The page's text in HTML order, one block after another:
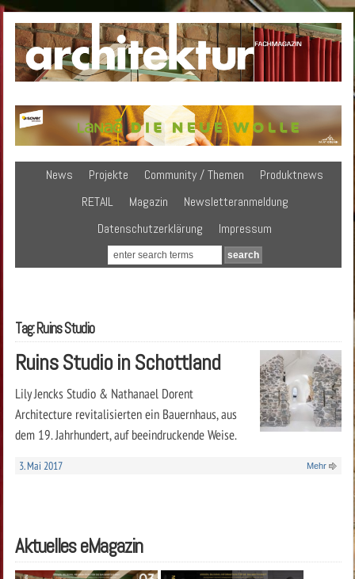
News Projekte Community / Themen
Produktnews
RETAIL
Magazin
Newsletteranmeldung
Datenschutzerklärung
Impressum
Tag: Ruins Studio
Ruins Studio in Schottland
Lily Jencks Studio & Nathanael Dorent
Architecture revitalisierten ein Bauernhaus, aus
dem 19. Jahrhundert, auf beeindruckende Weise.
3. Mai 2017 Mehr
Aktuelles eMagazin